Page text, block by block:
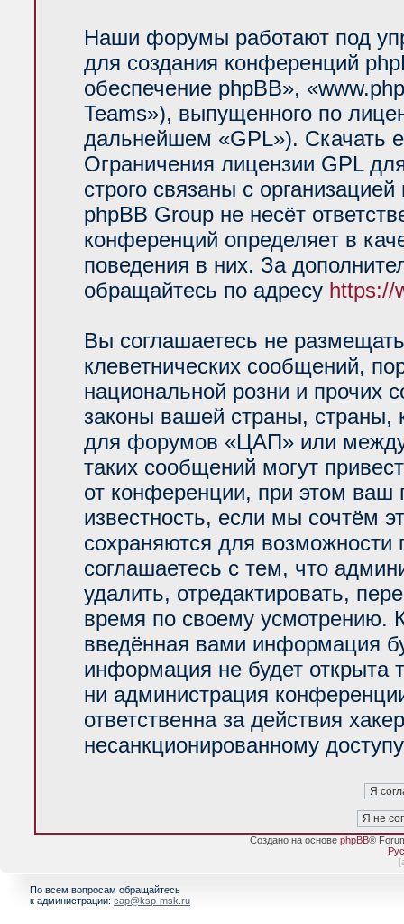
Наши форумы работают под
для создания конференций
обеспечение phpBB»,
Teams»), выпущенного по
дальнейшем «GPL»). Скачать
Ограничения лицензии GPL
строго связаны с
phpBB Group не несёт
конференций определяет в
поведения в них. За
обращайтесь по адресу https://
Вы соглашаетесь не
клеветнических сообщений,
национальной розни и прочих
законы вашей страны, страны,
для форумов «ЦАП» или
таких сообщений могут
от конференции, при этом ваш
известность, если мы сочтём
сохраняются для возможности
соглашаетесь с тем, что
удалить, отредактировать,
время по своему усмотрению.
введённая вами информация
информация не будет открыта
ни администрация
ответственна за действия
несанкционированному
Создано на основе phpBB®
[
По всем вопросам обращайтесь
к администрации: cap@ksp-msk.ru